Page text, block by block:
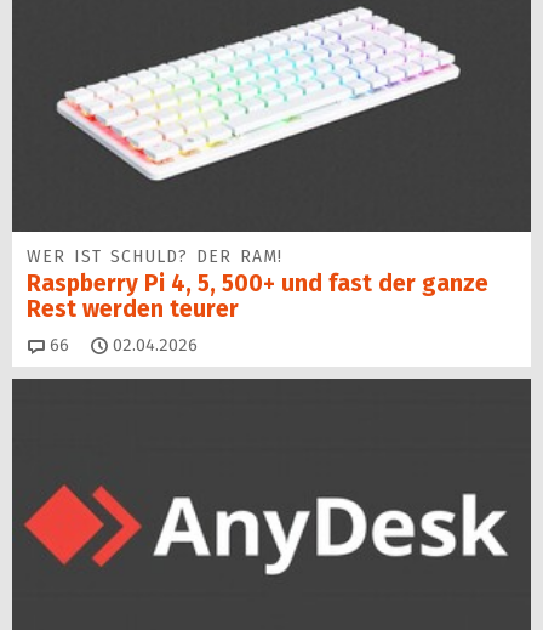
WER IST SCHULD? DER RAM!
Raspberry Pi 4, 5, 500+ und fast der ganze
Rest werden teurer
66 Kommentare
02.04.2026